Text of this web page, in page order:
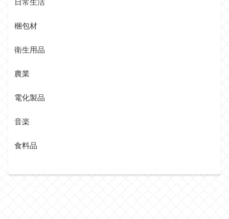
梱包材
衛生用品
農業
電化製品
音楽
食料品